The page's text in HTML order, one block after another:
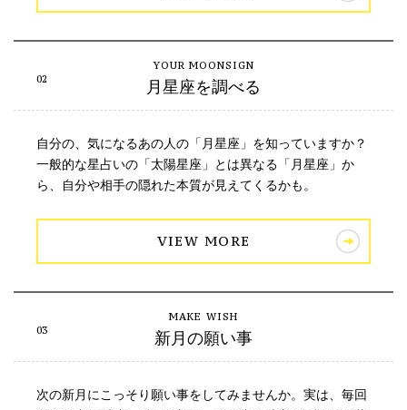
月星座を調べる
自分の、気になるあの人の「月星座」を知っていますか？
一般的な星占いの「太陽星座」とは異なる「月星座」か
ら、自分や相手の隠れた本質が見えてくるかも。
VIEW MORE
新月の願い事
次の新月にこっそり願い事をしてみませんか。実は、毎回